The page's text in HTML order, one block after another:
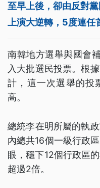
至早上後，卻由反對
上演大逆轉，5度連任
南韓地方選舉與國會
入大批選民投票。根
計，這一次選舉的投
高。
總統李在明所屬的執
內總共16個一級行政
眼，穩下12個行政區
超過2倍。